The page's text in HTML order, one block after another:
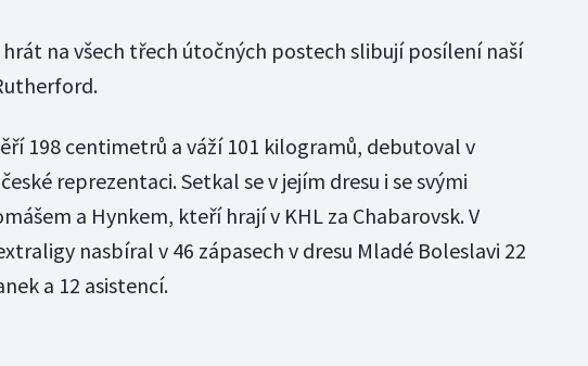
na všech třech útočných postech slibují posílení naší
198 centimetrů a váží 101 kilogramů, debutoval v
reprezentaci. Setkal se v jejím dresu i se svými
a Hynkem, kteří hrají v KHL za Chabarovsk. V
nasbíral v 46 zápasech v dresu Mladé Boleslavi 22
a 12 asistencí.